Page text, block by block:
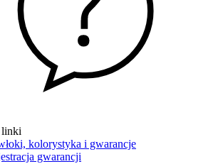
linki
kolorystyka i gwarancje
gwarancji